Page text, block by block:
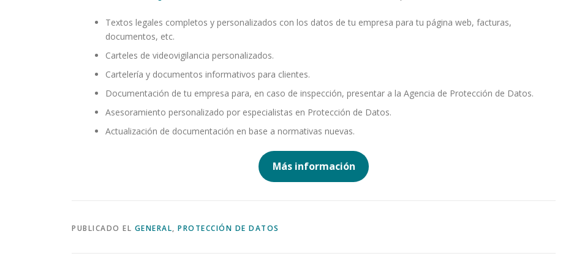
Textos legales completos y personalizados con los datos de tu empresa para tu página web, facturas,
documentos, etc.
Carteles de videovigilancia personalizados.
Cartelería y documentos informativos para clientes.
Documentación de tu empresa para, en caso de inspección, presentar a la Agencia de Protección de Datos.
Asesoramiento personalizado por especialistas en Protección de Datos.
Actualización de documentación en base a normativas nuevas.
Más información
PUBLICADO EL GENERAL, PROTECCIÓN DE DATOS